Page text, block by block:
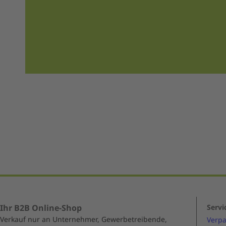
Ihr B2B Online-Shop
Verkauf nur an Unternehmer, Gewerbetreibende,